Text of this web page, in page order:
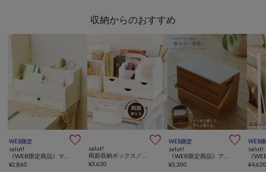
収納からのおすすめ
WEB限定 
salut!
¥2,860

salut!
¥3,630
WEB限定 
salut!
¥3,300
WEB
salut!
¥